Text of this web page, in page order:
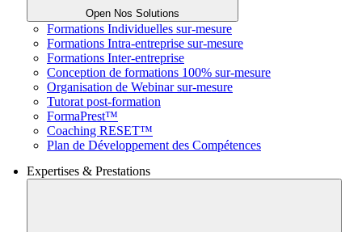
Open Nos Solutions
Formations Individuelles sur-mesure
Formations Intra-entreprise sur-mesure
Formations Inter-entreprise
Conception de formations 100% sur-mesure
Organisation de Webinar sur-mesure
Tutorat post-formation
FormaPrest™
Coaching RESET™
Plan de Développement des Compétences
Expertises & Prestations